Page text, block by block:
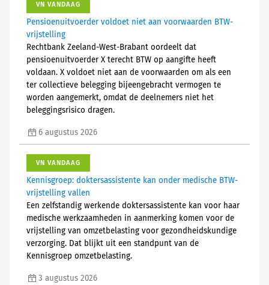
VN VANDAAG
Pensioenuitvoerder voldoet niet aan voorwaarden BTW-
vrijstelling
Rechtbank Zeeland-West-Brabant oordeelt dat
pensioenuitvoerder X terecht BTW op aangifte heeft
voldaan. X voldoet niet aan de voorwaarden om als een
ter collectieve belegging bijeengebracht vermogen te
worden aangemerkt, omdat de deelnemers niet het
beleggingsrisico dragen.
6 augustus 2026
VN VANDAAG
Kennisgroep: doktersassistente kan onder medische BTW-
vrijstelling vallen
Een zelfstandig werkende doktersassistente kan voor haar
medische werkzaamheden in aanmerking komen voor de
vrijstelling van omzetbelasting voor gezondheidskundige
verzorging. Dat blijkt uit een standpunt van de
Kennisgroep omzetbelasting.
3 augustus 2026